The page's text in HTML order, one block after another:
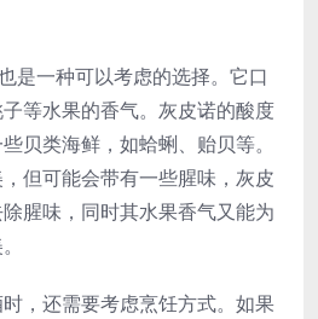
是一种可以考虑的选择。它口
等水果的香气。灰皮诺的酸度
贝类海鲜，如蛤蜊、贻贝等。
但可能会带有一些腥味，灰皮
腥味，同时其水果香气又能为
，还需要考虑烹饪方式。如果